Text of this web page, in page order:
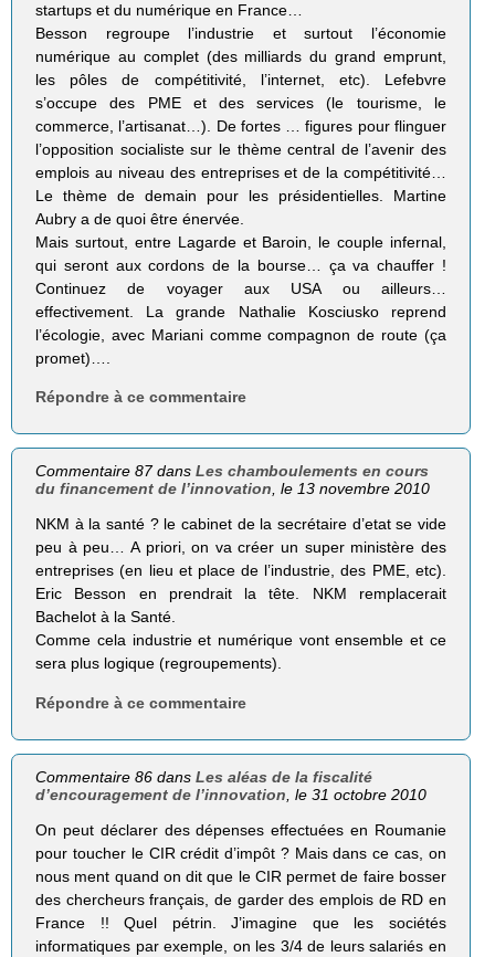
startups et du numérique en France…
Besson regroupe l’industrie et surtout l’économie
numérique au complet (des milliards du grand emprunt,
les pôles de compétitivité, l’internet, etc). Lefebvre
s’occupe des PME et des services (le tourisme, le
commerce, l’artisanat…). De fortes … figures pour flinguer
l’opposition socialiste sur le thème central de l’avenir des
emplois au niveau des entreprises et de la compétitivité…
Le thème de demain pour les présidentielles. Martine
Aubry a de quoi être énervée.
Mais surtout, entre Lagarde et Baroin, le couple infernal,
qui seront aux cordons de la bourse… ça va chauffer !
Continuez de voyager aux USA ou ailleurs…
effectivement. La grande Nathalie Kosciusko reprend
l’écologie, avec Mariani comme compagnon de route (ça
promet)….
Répondre à ce commentaire
Commentaire 87 dansLes chamboulements en cours
du financement de l’innovation, le 13 novembre 2010
NKM à la santé ? le cabinet de la secrétaire d’etat se vide
peu à peu… A priori, on va créer un super ministère des
entreprises (en lieu et place de l’industrie, des PME, etc).
Eric Besson en prendrait la tête. NKM remplacerait
Bachelot à la Santé.
Comme cela industrie et numérique vont ensemble et ce
sera plus logique (regroupements).
Répondre à ce commentaire
Commentaire 86 dansLes aléas de la fiscalité
d’encouragement de l’innovation , le 31 octobre 2010
On peut déclarer des dépenses effectuées en Roumanie
pour toucher le CIR crédit d’impôt ? Mais dans ce cas, on
nous ment quand on dit que le CIR permet de faire bosser
des chercheurs français, de garder des emplois de RD en
France !! Quel pétrin. J’imagine que les sociétés
informatiques par exemple, on les 3/4 de leurs salariés en